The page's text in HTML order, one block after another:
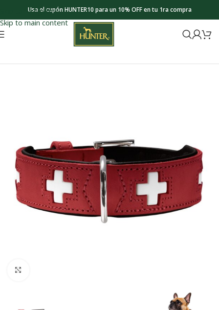
Skip to navigation
Skip to main content
Usa el cupón HUNTER10 para un 10% OFF en tu 1ra compra
Swiss